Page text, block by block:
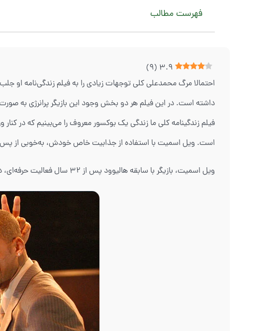
فهرست مطالب
3.9
(
9
)
احتمالا مرگ محمدعلی کلی توجهات زیادی را به فیلم زندگی‌نامه‌ او
داشته است. در این فیلم‌ هر دو بخش وجود این بازیگر پرانرژی به‌
فیلم زندگینامه کلی ما زندگی یک بوکسور معروف را می‌بینیم که در
است. ویل اسمیت با استفاده از جذابیت خاص خودش، به‌خوبی از پس
ویل اسمیت، بازیگر با سابقه هالیوود پس از 32 سال فعالیت حرفه‌ای، در مراسم اسکار2022 برای بازی در فیلم‌های مختلف بالاخره به جایزه اسکار بهترین بازیگری دست یافت.